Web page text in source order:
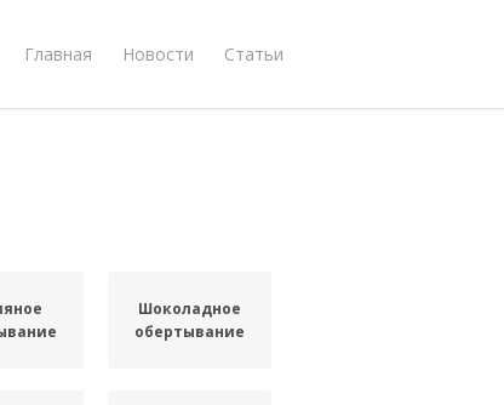
Главная Новости Статьи
Шоколадное
обертывание